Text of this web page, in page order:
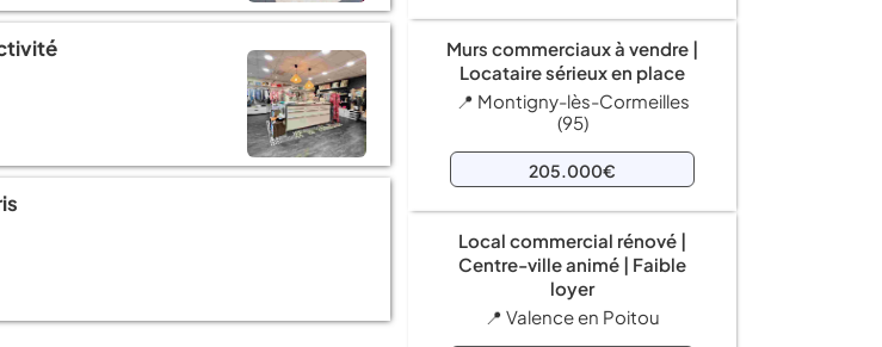
Murs commerciaux à vendre |
Locataire sérieux en place
📍 Montigny-lès-Cormeilles
(95)
205.000€
Local commercial rénové |
Centre-ville animé | Faible
loyer
📍 Valence en Poitou